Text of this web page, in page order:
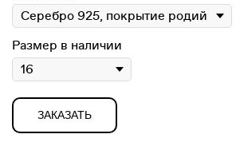
Размер в наличии
ЗАКАЗАТЬ